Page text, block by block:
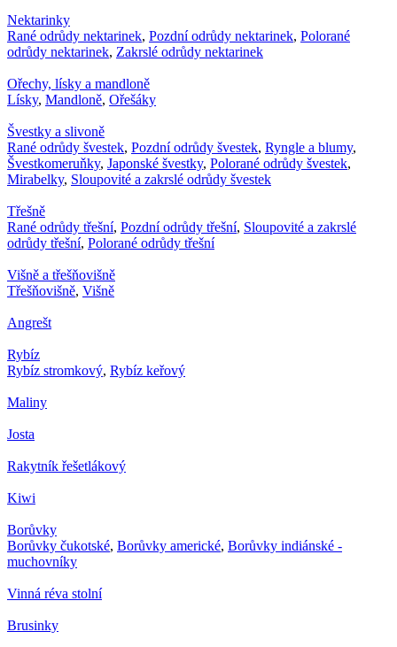
Nektarinky
Rané odrůdy nektarinek, Pozdní odrůdy nektarinek, Polorané
odrůdy nektarinek, Zakrslé odrůdy nektarinek
Ořechy, lísky a mandloně
Lísky, Mandloně, Ořešáky
Švestky a slivoně
Rané odrůdy švestek, Pozdní odrůdy švestek, Ryngle a blumy,
Švestkomeruňky, Japonské švestky, Polorané odrůdy švestek,
Mirabelky, Sloupovité a zakrslé odrůdy švestek
Třešně
Rané odrůdy třešní, Pozdní odrůdy třešní, Sloupovité a zakrslé
odrůdy třešní, Polorané odrůdy třešní
Višně a třešňovišně
Třešňovišně, Višně
Angrešt
Rybíz
Rybíz stromkový, Rybíz keřový
Maliny
Josta
Rakytník řešetlákový
Kiwi
Borůvky
Borůvky čukotské, Borůvky americké, Borůvky indiánské -
muchovníky
Vinná réva stolní
Brusinky